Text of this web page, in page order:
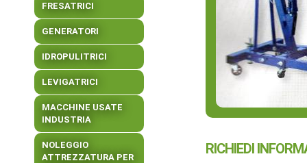
FRESATRICI
GENERATORI
IDROPULITRICI
LEVIGATRICI
MACCHINE USATE
INDUSTRIA
NOLEGGIO
ATTREZZATURA PER
RICHIEDI